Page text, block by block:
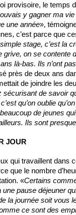
provisoire, le temps
y gagner ma
une année»,
c’est parce que
stage, c’est la
on se contente
là-bas. Ils n’ont
près de deux ans
de joindre les
sécurisant de savoir
qu’on oublie
de jeunes
Ils sont
JOUR
qui travaillent dans
que le nombre
«Certains
une pause déjeuner
la journée soit vous
ce sont des